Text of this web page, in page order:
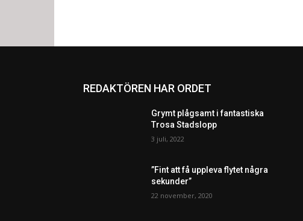
REDAKTÖREN HAR ORDET
Grymt plågsamt i fantastiska
Trosa Stadslopp
3 juli, 2022
”Fint att få uppleva flytet några
sekunder”
22 november, 2020